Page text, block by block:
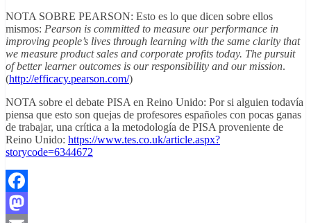
NOTA SOBRE PEARSON: Esto es lo que dicen sobre ellos
mismos: Pearson is committed to measure our performance in
improving people’s lives through learning with the same clarity that
we measure product sales and corporate profits today. The pursuit
of better learner outcomes is our responsibility and our mission.
(http://efficacy.pearson.com/)
NOTA sobre el debate PISA en Reino Unido: Por si alguien todavía
piensa que esto son quejas de profesores españoles con pocas ganas
de trabajar, una crítica a la metodología de PISA proveniente de
Reino Unido: https://www.tes.co.uk/article.aspx?
storycode=6344672
Facebook